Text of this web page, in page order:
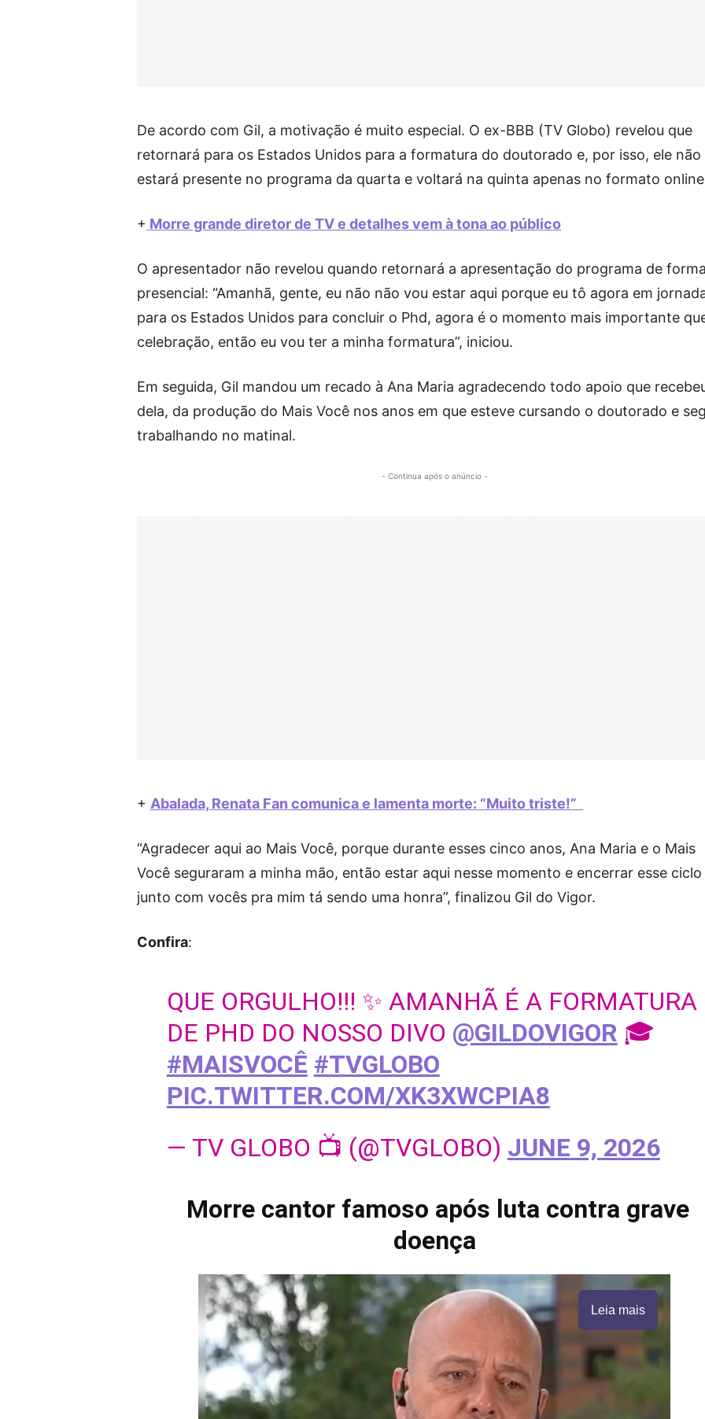
De acordo com Gil, a motivação é muito especial. O ex-BBB (TV Globo) revelou que
retornará para os Estados Unidos para a formatura do doutorado e, por isso, ele não
estará presente no programa da quarta e voltará na quinta apenas no formato
+ Morre grande diretor de TV e detalhes vem à tona ao público
O apresentador não revelou quando retornará a apresentação do programa de forma
presencial: “Amanhã, gente, eu não não vou estar aqui porque eu tô agora em
para os Estados Unidos para concluir o Phd, agora é o momento mais importante
celebração, então eu vou ter a minha formatura”, iniciou.
Em seguida, Gil mandou um recado à Ana Maria agradecendo todo apoio que
dela, da produção do Mais Você nos anos em que esteve cursando o doutorado e
trabalhando no matinal.
- Continua após o anúncio -
+ Abalada, Renata Fan comunica e lamenta morte: “Muito triste!”
“Agradecer aqui ao Mais Você, porque durante esses cinco anos, Ana Maria e o Mais
Você seguraram a minha mão, então estar aqui nesse momento e encerrar esse ciclo
junto com vocês pra mim tá sendo uma honra”, finalizou Gil do Vigor.
Confira:
QUE ORGULHO!!! ✨ AMANHÃ É A FORMATURA
DE PHD DO NOSSO DIVO @GILDOVIGOR 🎓
#MAISVOCÊ #TVGLOBO
PIC.TWITTER.COM/XK3XWCPIA8
— TV GLOBO 📺 (@TVGLOBO) JUNE 9, 2026
Morre cantor famoso após luta contra grave
doença
Leia mais